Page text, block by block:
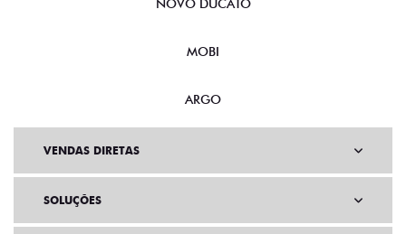
NOVO DUCATO
MOBI
ARGO
VENDAS DIRETAS
SOLUÇÕES